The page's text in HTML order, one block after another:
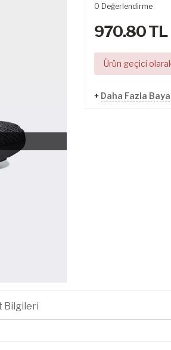
0 Değerlendirme
970.80TL
Ürün geçici
+ Daha Fazla
Bilgileri